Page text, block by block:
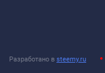
Разработано в steemy.ru